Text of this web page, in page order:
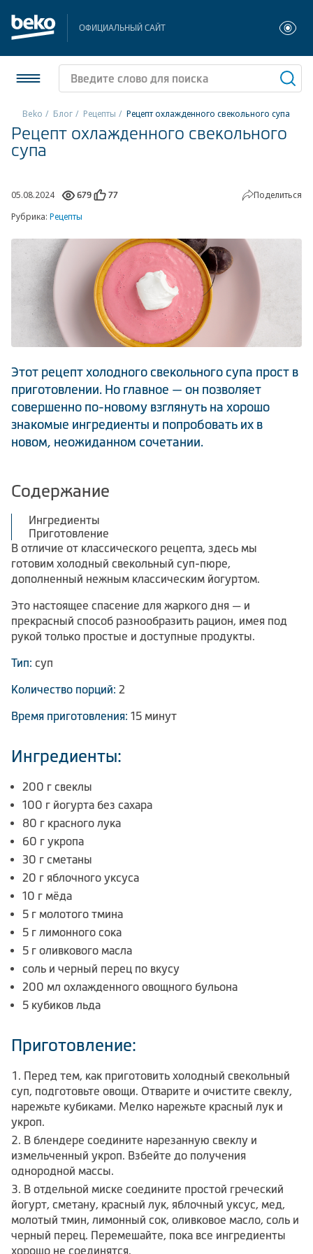
ОФИЦИАЛЬНЫЙ САЙТ
Холодильники и морозильники
Посудомоечные машины
Встраиваемая техника
Малая бытовая техника
Климатическая техника
Сравнить
Beko Блог Рецепты Рецепт охлажденного свекольного супа
Рецепт охлажденного свекольного
супа
05.08.2024 679 77
Поделиться
Рубрика: Рецепты
Этот рецепт холодного свекольного супа прост в
приготовлении. Но главное — он позволяет
совершенно по-новому взглянуть на хорошо
знакомые ингредиенты и попробовать их в
новом, неожиданном сочетании.
Содержание
Ингредиенты
Приготовление
В отличие от классического рецепта, здесь мы
готовим холодный свекольный суп-пюре,
дополненный нежным классическим йогуртом.
Это настоящее спасение для жаркого дня — и
прекрасный способ разнообразить рацион, имея под
рукой только простые и доступные продукты.
Тип: суп
Количество порций: 2
Время приготовления: 15 минут
Ингредиенты:
200 г свеклы
100 г йогурта без сахара
80 г красного лука
60 г укропа
30 г сметаны
20 г яблочного уксуса
10 г мёда
5 г молотого тмина
5 г лимонного сока
5 г оливкового масла
соль и черный перец по вкусу
200 мл охлажденного овощного бульона
5 кубиков льда
Приготовление:
Перед тем, как приготовить холодный свекольный
суп, подготовьте овощи. Отварите и очистите свеклу,
нарежьте кубиками. Мелко нарежьте красный лук и
укроп.
В блендере соедините нарезанную свеклу и
измельченный укроп. Взбейте до получения
однородной массы.
В отдельной миске соедините простой греческий
йогурт, сметану, красный лук, яблочный уксус, мед,
молотый тмин, лимонный сок, оливковое масло, соль и
черный перец. Перемешайте, пока все ингредиенты
хорошо не соединятся.